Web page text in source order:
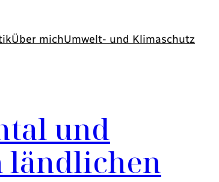
Über michUmwelt- und Klimaschutz
und
ländlichen